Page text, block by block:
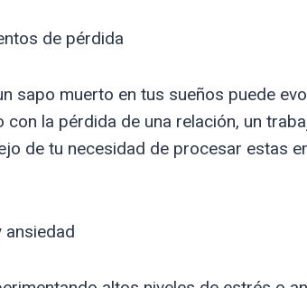
de pérdida
sapo muerto en tus sueños puede
con la pérdida de una relación, un
de tu necesidad de procesar estas